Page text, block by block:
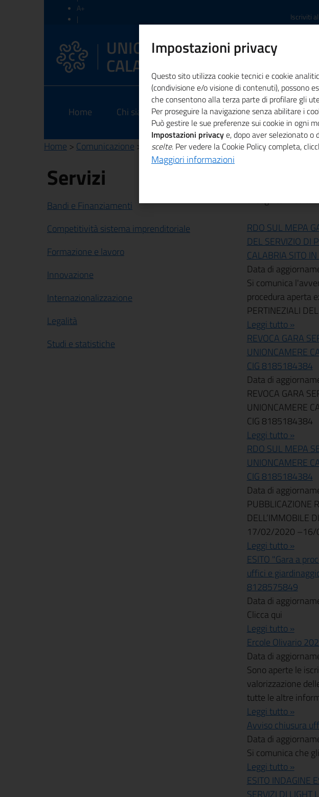
A+
|
|
Ripristina
Iscriviti
UNIONCAMERE
CALABRIA
Home Chi siamo EEN Amministrazione
Home > Comunicazione > News
Servizi
Bandi e Finanziamenti
Competitività sistema imprenditoriale
Formazione e lavoro
Innovazione
Internazionalizzazione
Legalità
Studi e statistiche
di seguito i
RDO SUL MEPA
DEL SERVIZIO DI
CALABRIA SITO
Data di
Si comunica
procedura aperta
PERTINEZIALI
Leggi tutto »
REVOCA GARA
UNIONCAMERE
CIG 8185184384
Data di
REVOCA GARA
UNIONCAMERE
CIG 8185184384
Leggi tutto »
RDO SUL MEPA
UNIONCAMERE
CIG 8185184384
Data di
PUBBLICAZIONE
DELL’IMMOBILE
17/02/2020 –16/
Leggi tutto »
ESITO "Gara a
uffici e
8128575849
Data di
Clicca qui
Leggi tutto »
Ercole Olivario
Data di
Sono aperte le
valorizzazione
tutte le altre
Leggi tutto »
Avviso chiusura
Data di
Si comunica che
Leggi tutto »
ESITO INDAGINE
SERVIZI DI LIGHT
Impostazioni privacy
Questo sito utilizza cookie tecnici e cookie
(condivisione e/o visione di contenuti), possono
che consentono alla terza parte di profilare gli
Per proseguire la navigazione senza abilitare i
Può gestire le sue preferenze sui cookie in ogni
Impostazioni privacye, dopo aver selezionato o
scelte. Per vedere la Cookie Policy completa,
Maggiori informazioni